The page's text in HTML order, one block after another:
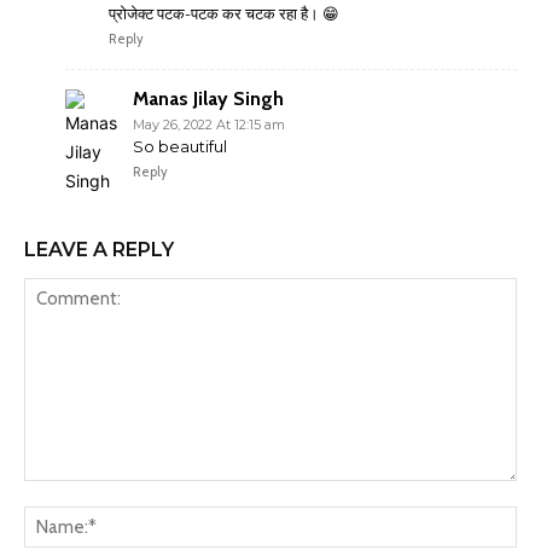
प्रोजेक्ट पटक-पटक कर चटक रहा है। 😁
Reply
Manas Jilay Singh
May 26, 2022 At 12:15 am
So beautiful
Reply
LEAVE A REPLY